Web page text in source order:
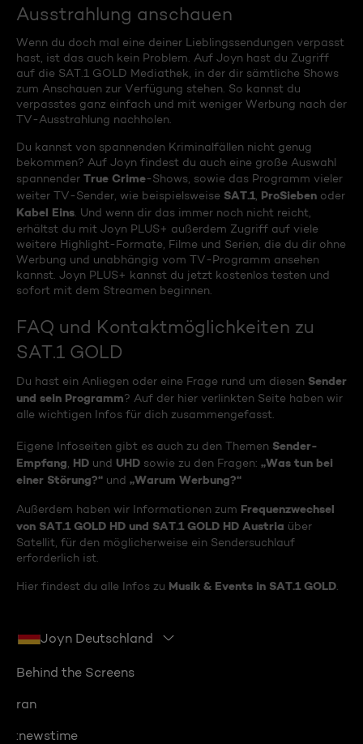
Ausstrahlung anschauen
Wenn du doch mal eine deiner Lieblingssendungen verpasst
hast, ist das auch kein Problem. Auf Joyn hast du Zugriff
auf die SAT.1 GOLD Mediathek, in der dir sämtliche Shows
zum Anschauen zur Verfügung stehen. So kannst du
verpasstes ganz einfach und mit weniger Werbung nach der
TV-Ausstrahlung nachholen.
Du kannst von spannenden Kriminalfällen nicht genug
bekommen? Auf Joyn findest du auch eine große Auswahl
spannender True Crime-Shows, sowie das Programm vieler
weiter TV-Sender, wie beispielsweise SAT.1, ProSieben oder
Kabel Eins . Und wenn dir das immer noch nicht reicht,
erhältst du mit Joyn PLUS+ außerdem Zugriff auf viele
weitere Highlight-Formate, Filme und Serien, die du dir ohne
Werbung und unabhängig vom TV-Programm ansehen
kannst. Joyn PLUS+ kannst du jetzt kostenlos testen und
sofort mit dem Streamen beginnen.
FAQ und Kontaktmöglichkeiten zu
SAT.1 GOLD
Du hast ein Anliegen oder eine Frage rund um diesen Sender
und sein Programm? Auf der hier verlinkten Seite haben wir
alle wichtigen Infos für dich zusammengefasst.
Eigene Infoseiten gibt es auch zu den Themen Sender-
Empfang HD und UHD sowie zu den Fragen: „Was tun bei
einer Störung?“ und „Warum Werbung?“
Außerdem haben wir Informationen zum Frequenzwechsel
von SAT.1 GOLD HD und SAT.1 GOLD HD Austria über
Satellit, für den möglicherweise ein Sendersuchlauf
erforderlich ist.
Hier findest du alle Infos zu Musik & Events in SAT.1 GOLD
Joyn Deutschland
Behind the Screens
ran
:newstime